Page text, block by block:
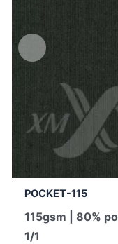
POCKET-115
115gsm | 80%
1/1